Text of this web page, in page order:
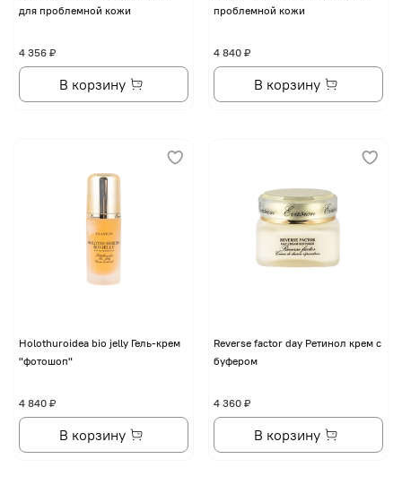
для проблемной кожи
4 356 ₽
В корзину
проблемной кожи
4 840 ₽
В корзину
Holothuroidea bio jelly Гель-крем
"фотошоп"
4 840 ₽
В корзину
Reverse factor day Ретинол крем с
буфером
4 360 ₽
В корзину